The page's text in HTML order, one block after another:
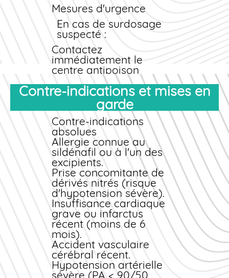
Mesures d'urgence
En cas de surdosage
suspecté :
Contactez
immédiatement le
centre antipoison
(France : 0 800 59 59
59).
Appelez le SAMU (15) si
symptômes
cardiovasculaires
graves.
Ne tentez pas
d'automédication
supplémentaire.
Restez allongé en
position de sécurité
latérale si vertiges
importants.
Le traitement du
surdosage est
symptomatique et
peut nécessiter une
surveillance
hospitalière.
Contre-indications et mises en
garde
Contre-indications
absolues
Allergie connue au
sildénafil ou à l'un des
excipients.
Prise concomitante de
dérivés nitrés (risque
d'hypotension sévère).
Insuffisance cardiaque
grave ou infarctus
récent (moins de 6
mois).
Accident vasculaire
cérébral récent.
Hypotension artérielle
sévère (PA < 90/50